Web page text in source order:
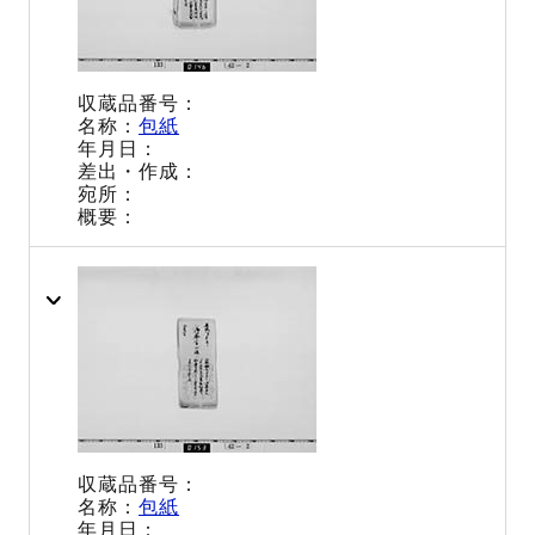
包紙
包紙